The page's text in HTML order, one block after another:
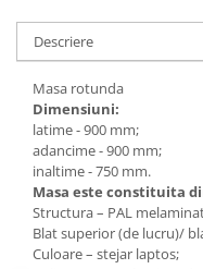
Panouri Afisare
Table magnetice din
Descriere
Masa rotunda
Dimensiuni:
latime - 900 mm;
adancime - 900 mm;
inaltime - 750 mm.
Masa este constituita
Structura – PAL
Blat superior (de lucru)/
Culoare – stejar laptos;